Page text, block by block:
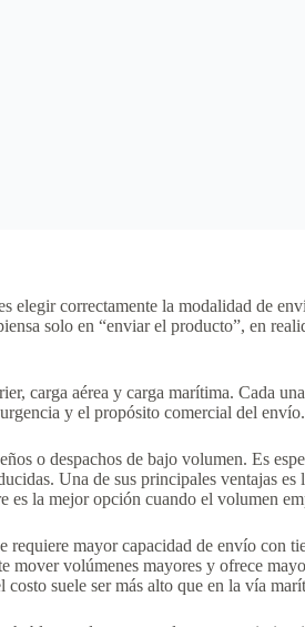
elegir correctamente la modalidad de
solo en “enviar el producto”, en
carga aérea y carga marítima. Cada
y el propósito comercial del envío.
o despachos de bajo volumen. Es
Una de sus principales ventajas
es la mejor opción cuando el volumen
requiere mayor capacidad de envío
mover volúmenes mayores y ofrece
suele ser más alto que en la vía